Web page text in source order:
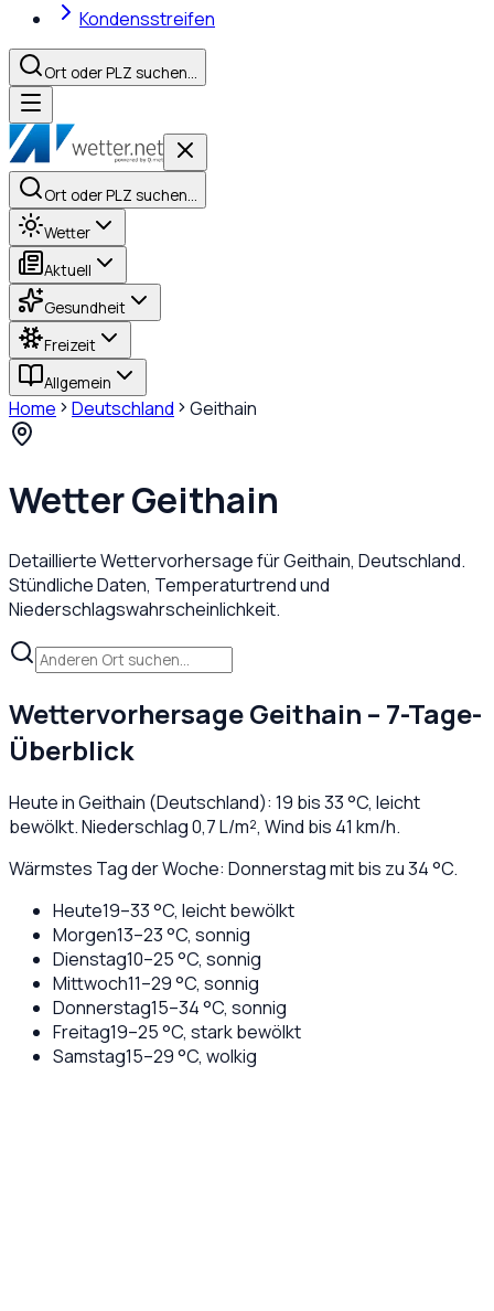
Kondensstreifen
Ort oder PLZ suchen…
Ort oder PLZ suchen…
Wetter
Aktuell
Gesundheit
Freizeit
Allgemein
Home Deutschland Geithain
WetterGeithain
Detaillierte Wettervorhersage fürGeithain, Deutschland.
Stündliche Daten, Temperaturtrend und
Niederschlagswahrscheinlichkeit.
WettervorhersageGeithain – 7-Tage-
Überblick
Heute inGeithain (Deutschland): 19 bis33°C, leicht
bewölkt. Niederschlag0,7L/m², Wind bis 41 km/h.
Wärmstes Tag der Woche: Donnerstag mit bis zu 34 °C.
Heute19–33°C, leicht bewölkt
Morgen13–23°C, sonnig
Dienstag10–25°C, sonnig
Mittwoch11–29°C, sonnig
Donnerstag15–34°C, sonnig
Freitag19–25°C, stark bewölkt
Samstag15–29°C, wolkig